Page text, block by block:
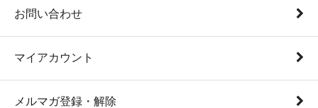
お問い合わせ
マイアカウント
メルマガ登録・解除